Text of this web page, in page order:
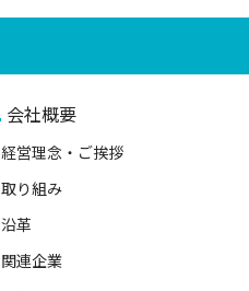
会社概要
経営理念・ご挨拶
取り組み
沿革
関連企業